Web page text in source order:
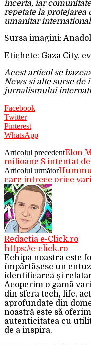
incerta, iar
repetate la
umanitar
Sursa imagini:
Etichete: Gaza City,
Acest articol se
News si alte surse de
jurnalismului
Facebook
Twitter
Pinterest
WhatsApp
Articolul precedentElon
milioane $ intentat
Articolul următor
care intrece orice
Redactia e-Click.ro
https://e-click.ro
Echipa noastra este
împărtășesc un
identificarea și
Acoperim o gamă
din sfera tech, life,
aprofundate din
noastră este să
autenticitatea cu
de a inspira.